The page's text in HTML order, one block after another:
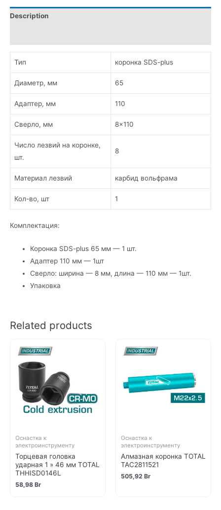
Description
Тип коронка SDS-plus
Диаметр, мм 65
Адаптер, мм 110
Сверло, мм 8×110
Число лезвий на коронке,
шт.
8
Материал лезвий карбид вольфрама
Кол-во, шт 1
Комплектация:
Коронка SDS-plus 65 мм — 1 шт.
Адаптер 110 мм — 1шт
Сверло: ширина — 8 мм, длина — 110 мм — 1шт.
Упаковка
Related products
Оснастка к
электроинструменту
Торцевая головка
ударная 1 » 46 мм TOTAL
THHISD0146L
58,98 Br
Оснастка к
электроинструменту
Алмазная коронка TOTAL
TAC2811521
505,92 Br